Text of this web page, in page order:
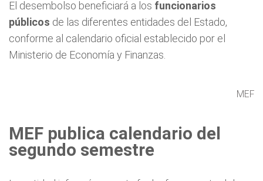
El desembolso beneficiará a los funcionarios
públicos de las diferentes entidades del Estado,
conforme al calendario oficial establecido por el
Ministerio de Economía y Finanzas.
MEF
MEF publica calendario del
segundo semestre